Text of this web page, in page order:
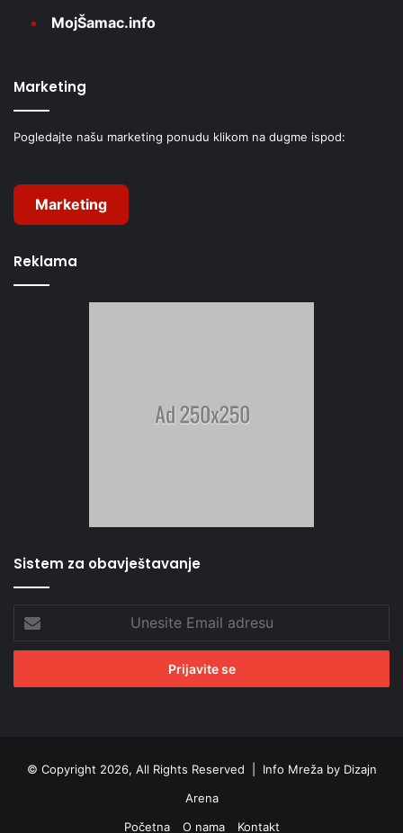
MojŠamac.info
Marketing
Pogledajte našu marketing ponudu klikom na dugme ispod:
Marketing
Reklama
Sistem za obavještavanje
Unesite
Email
adresu
© Copyright 2026, All Rights Reserved | Info Mreža by Dizajn
Arena
Početna
O nama Kontakt